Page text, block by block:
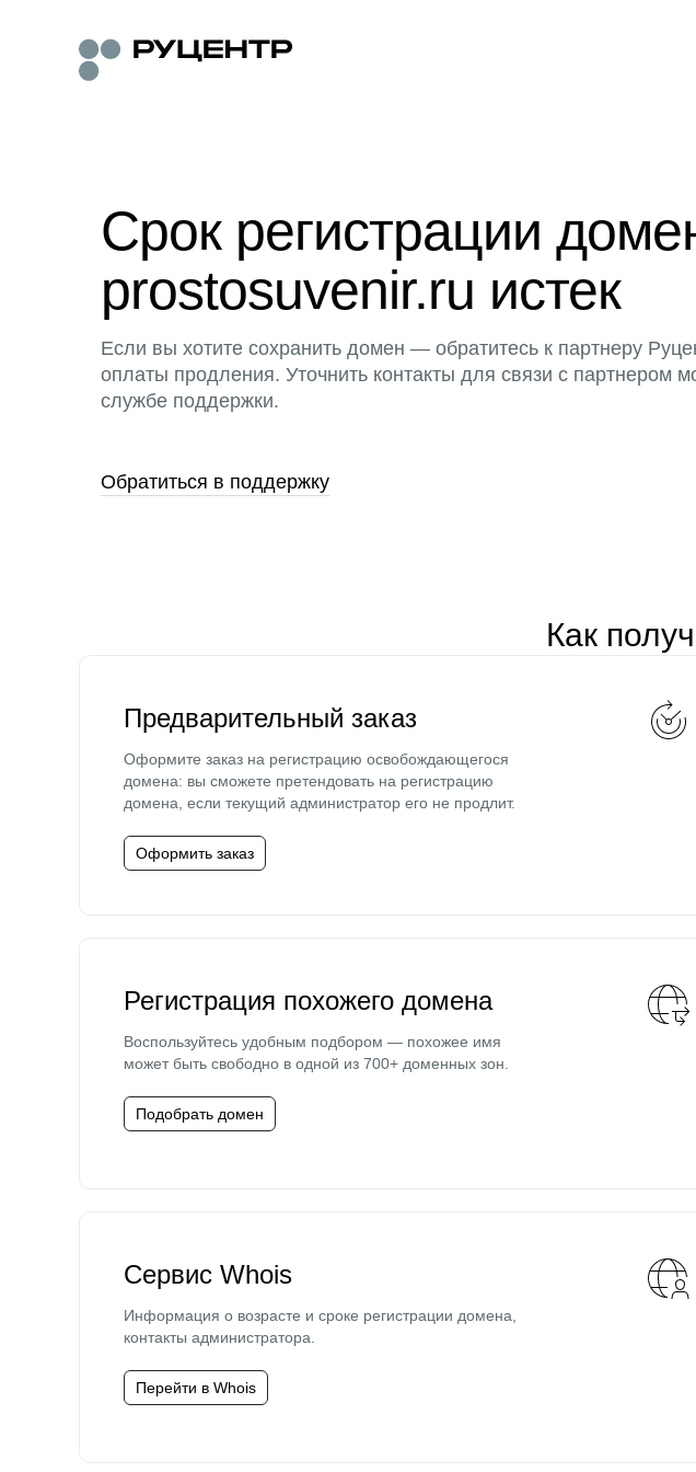
Срок регистрации
prostosuvenir.ru истек
Если вы хотите сохранить домен — обратитесь к партнеру
оплаты продления. Уточнить контакты для связи с партнером
службе поддержки.
Обратиться в поддержку
Как
Предварительный заказ
Оформите заказ на регистрацию освобождающегося
домена: вы сможете претендовать на регистрацию
домена, если текущий администратор его не продлит.
Оформить заказ
Регистрация похожего домена
Воспользуйтесь удобным подбором — похожее имя
может быть свободно в одной из 700+ доменных зон.
Подобрать домен
Сервис Whois
Информация о возрасте и сроке регистрации домена,
контакты администратора.
Перейти в Whois